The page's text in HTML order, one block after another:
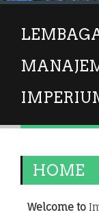
HOME
Welcome to